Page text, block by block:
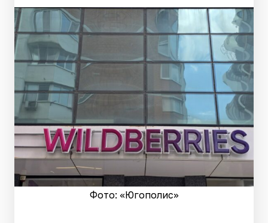
Фото: «Югополис»